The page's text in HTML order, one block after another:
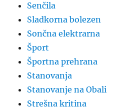
Senčila
Sladkorna bolezen
Sončna elektrarna
Šport
Športna prehrana
Stanovanja
Stanovanje na Obali
Strešna kritina